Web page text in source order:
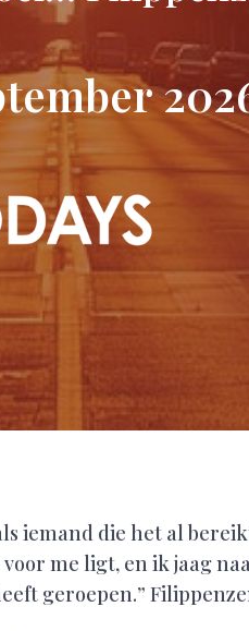
iemand die het al
me ligt, en ik jaag
geroepen.”